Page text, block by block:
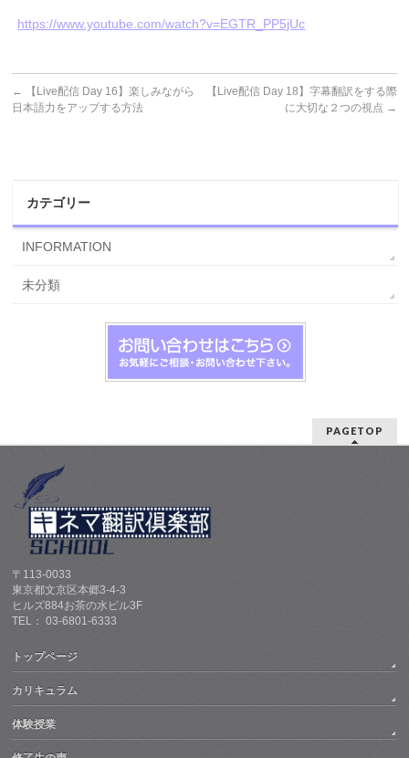
https://www.youtube.com/watch?v=EGTR_PP5jUc
←
【Live配信 Day 16】楽しみながら
日本語力をアップする方法
【Live配信 Day 18】字幕翻訳をする際
に大切な２つの視点 →
カテゴリー
INFORMATION
未分類
PAGETOP
〒113-0033
東京都文京区本郷3-4-3
ヒルズ884お茶の水ビル3F
TEL： 03-6801-6333
トップページ
カリキュラム
体験授業